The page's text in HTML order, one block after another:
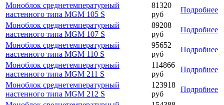
Моноблок среднетемпературный
настенного типа MGM 105 S
81320
руб
Подробнее
Моноблок среднетемпературный
настенного типа MGM 107 S
89208
руб
Подробнее
Моноблок среднетемпературный
настенного типа MGM 110 S
95652
руб
Подробнее
Моноблок среднетемпературный
настенного типа MGM 211 S
114866
руб
Подробнее
Моноблок среднетемпературный
настенного типа MGM 212 S
123918
руб
Подробнее